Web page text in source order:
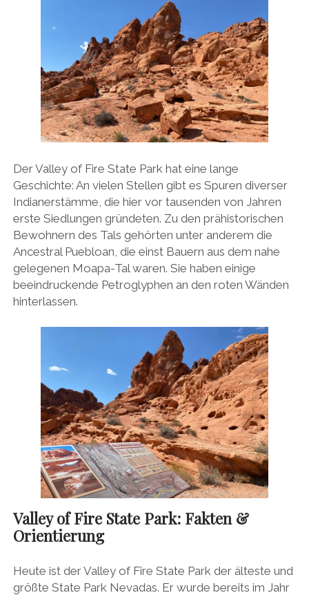
Der Valley of Fire State Park hat eine lange
Geschichte: An vielen Stellen gibt es Spuren diverser
Indianerstämme, die hier vor tausenden von Jahren
erste Siedlungen gründeten. Zu den prähistorischen
Bewohnern des Tals gehörten unter anderem die
Ancestral Puebloan, die einst Bauern aus dem nahe
gelegenen Moapa-Tal waren. Sie haben einige
beeindruckende Petroglyphen an den roten Wänden
hinterlassen.
Valley of Fire State Park: Fakten &
Orientierung
Heute ist der Valley of Fire State Park der älteste und
größte State Park Nevadas. Er wurde bereits im Jahr